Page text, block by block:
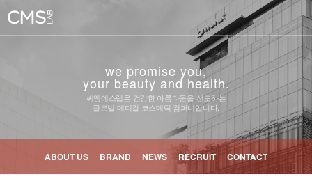
we promise you,
your beauty and health.
씨엠에스랩은 건강한 아름다움을 선도하는
글로벌 메디컬 코스메틱 컴퍼니입니다.
ABOUT US BRAND NEWS RECRUIT CONTACT